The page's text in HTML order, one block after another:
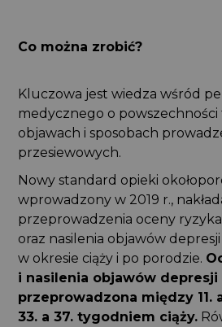
Co można zrobić?
Kluczowa jest wiedza wśród
medycznego o powszechności
objawach i sposobach
przesiewowych.
Nowy standard opieki
wprowadzony w 2019 r.,
przeprowadzenia oceny
oraz nasilenia objawów
w okresie ciąży i po porodzie.
i nasilenia objawów depresji
przeprowadzona między 11.
33. a 37. tygodniem ciąży.